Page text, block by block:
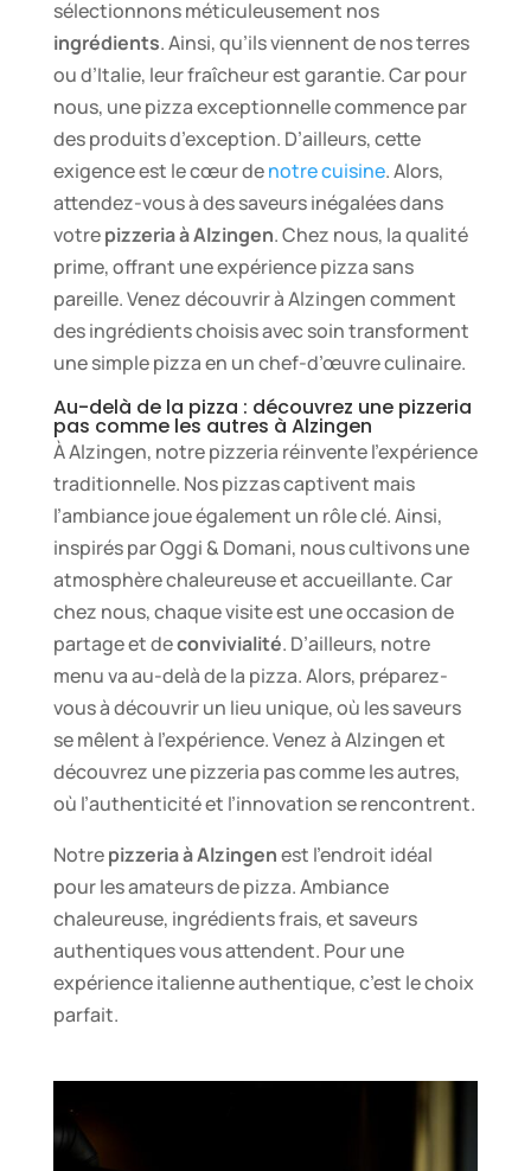
sélectionnons méticuleusement nos
ingrédients. Ainsi, qu’ils viennent de nos terres
ou d’Italie, leur fraîcheur est garantie. Car pour
nous, une pizza exceptionnelle commence par
des produits d’exception. D’ailleurs, cette
exigence est le cœur denotre cuisine. Alors,
attendez-vous à des saveurs inégalées dans
votrepizzeria à Alzingen. Chez nous, la qualité
prime, offrant une expérience pizza sans
pareille. Venez découvrir à Alzingen comment
des ingrédients choisis avec soin transforment
une simple pizza en un chef-d’œuvre culinaire.
Au-delà de la pizza : découvrez une pizzeria
pas comme les autres à Alzingen
À Alzingen, notre pizzeria réinvente l’expérience
traditionnelle. Nos pizzas captivent mais
l’ambiance joue également un rôle clé. Ainsi,
inspirés par Oggi & Domani, nous cultivons une
atmosphère chaleureuse et accueillante. Car
chez nous, chaque visite est une occasion de
partage et deconvivialité. D’ailleurs, notre
menu va au-delà de la pizza. Alors, préparez-
vous à découvrir un lieu unique, où les saveurs
se mêlent à l’expérience. Venez à Alzingen et
découvrez une pizzeria pas comme les autres,
où l’authenticité et l’innovation se rencontrent.
Notrepizzeria à Alzingenest l’endroit idéal
pour les amateurs de pizza. Ambiance
chaleureuse, ingrédients frais, et saveurs
authentiques vous attendent. Pour une
expérience italienne authentique, c’est le choix
parfait.